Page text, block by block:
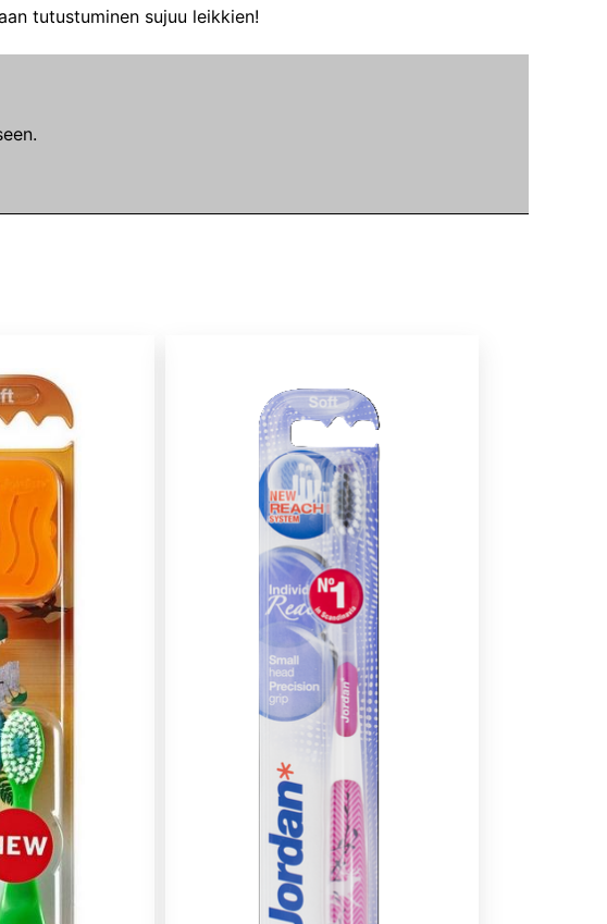
tutustuminen sujuu leikkien!